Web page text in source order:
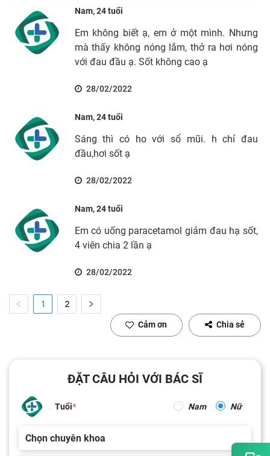
Nam, 24 tuổi
Em không biết ạ, em ở một mình. Nhưng
mà thấy không nóng lắm, thở ra hơi nóng
với đau đầu ạ. Sốt không cao ạ
28/02/2022
Nam, 24 tuổi
Sáng thì có ho với sổ mũi. h chỉ đau
đầu,hơi sốt ạ
28/02/2022
Nam, 24 tuổi
Em có uống paracetamol giảm đau hạ sốt,
4 viên chia 2 lần ạ
28/02/2022
1 2
Cảm ơn Chia sẻ
ĐẶT CÂU HỎI VỚI BÁC SĨ
Tuổi Nam Nữ
Chọn chuyên khoa